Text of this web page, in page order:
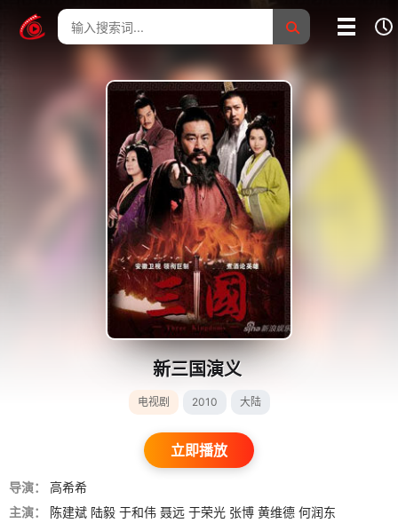
新三国演义
电视剧 2010 大陆
立即播放
导演：
高希希
主演：
陈建斌 陆毅 于和伟 聂远 于荣光 张博 黄维德 何润东